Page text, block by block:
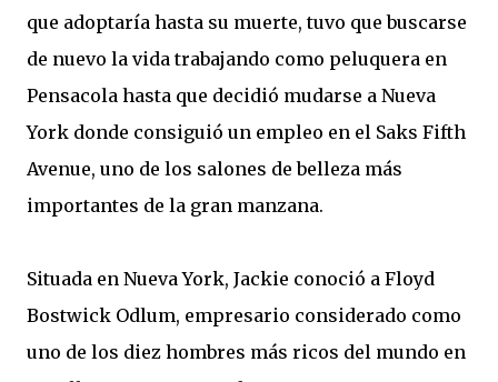
que adoptaría hasta su muerte, tuvo que buscarse
de nuevo la vida trabajando como peluquera en
Pensacola hasta que decidió mudarse a Nueva
York donde consiguió un empleo en el Saks Fifth
Avenue, uno de los salones de belleza más
importantes de la gran manzana.
Situada en Nueva York, Jackie conoció a Floyd
Bostwick Odlum, empresario considerado como
uno de los diez hombres más ricos del mundo en